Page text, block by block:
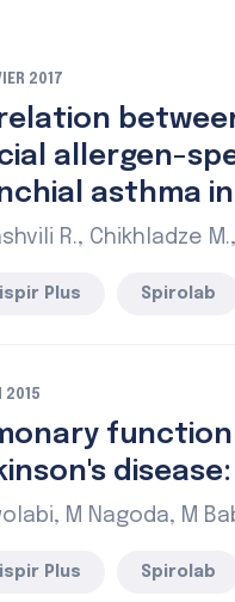
2017
allergen-
asthma
R., Chikhladze
Plus Spirolab
2015
M Nagoda, M
Plus Spirolab